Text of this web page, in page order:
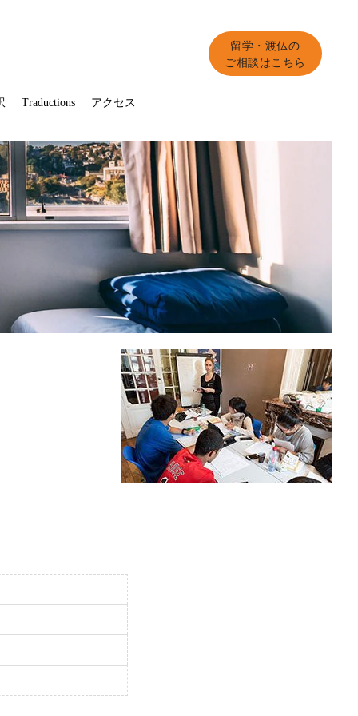
留学・渡仏の
ご相談はこちら
Traductions アクセス